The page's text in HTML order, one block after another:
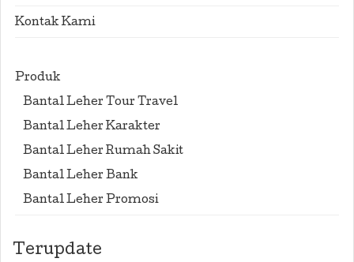
Kontak Kami
Produk
Bantal Leher Tour Travel
Bantal Leher Karakter
Bantal Leher Rumah Sakit
Bantal Leher Bank
Bantal Leher Promosi
Terupdate